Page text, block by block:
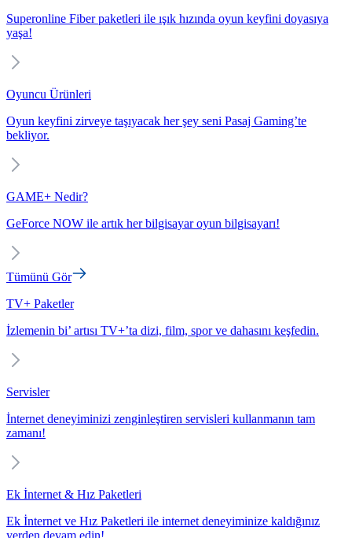
Superonline Fiber paketleri ile ışık hızında oyun keyfini doyasıya
yaşa!
Oyuncu Ürünleri
Oyun keyfini zirveye taşıyacak her şey seni Pasaj Gaming’te
bekliyor.
GAME+ Nedir?
GeForce NOW ile artık her bilgisayar oyun bilgisayarı!
Tümünü Gör
TV+ Paketler
İzlemenin bi’ artısı TV+’ta dizi, film, spor ve dahasını keşfedin.
Servisler
İnternet deneyiminizi zenginleştiren servisleri kullanmanın tam
zamanı!
Ek İnternet & Hız Paketleri
Ek İnternet ve Hız Paketleri ile internet deneyiminize kaldığınız
yerden devam edin!